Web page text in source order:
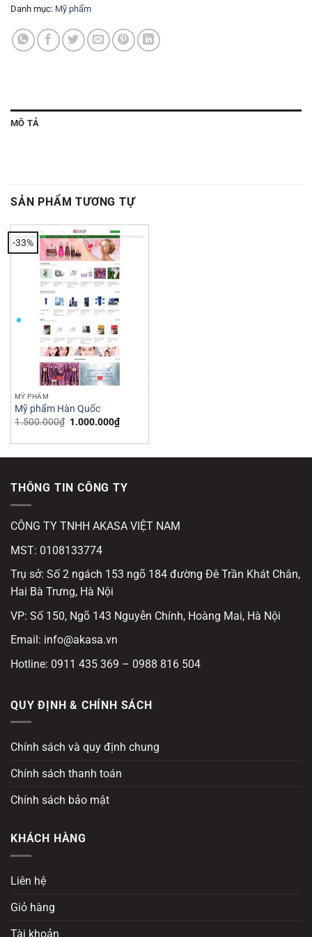
Danh mục: Mỹ phẩm
MÔ TẢ
SẢN PHẨM TƯƠNG TỰ
-33%
MỸ PHẨM
Mỹ phẩm Hàn Quốc
1.500.000₫ Giá
1.000.000₫Giá
hiện
1.000.000₫.
THÔNG TIN CÔNG TY
CÔNG TY TNHH AKASA VIỆT NAM
MST: 0108133774
Trụ sở: Số 2 ngách 153 ngõ 184 đường Đê Trần Khát Chân,
Hai Bà Trưng, Hà Nội
VP: Số 150, Ngõ 143 Nguyễn Chính, Hoàng Mai, Hà Nội
Email: info@akasa.vn
Hotline: 0911 435 369 – 0988 816 504
QUY ĐỊNH & CHÍNH SÁCH
Chính sách và quy định chung
Chính sách thanh toán
Chính sách bảo mật
KHÁCH HÀNG
Liên hệ
Giỏ hàng
Tài khoản